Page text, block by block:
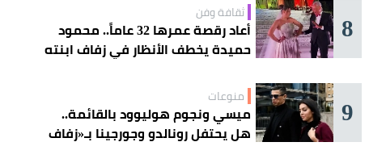
8 ثقافة وفن
أعاد رقصة عمرها 32 عاماً.. محمود
حميدة يخطف الأنظار في زفاف ابنته
9 منوعات
ميسي ونجوم هوليوود بالقائمة..
هل يحتفل رونالدو وجورجينا بـ«زفاف